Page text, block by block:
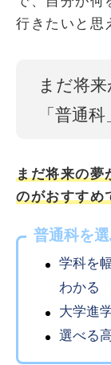
行きたいと思
まだ将
「普通科
まだ将来の夢
のがおすすめ
普通科を
学科を
わかる
大学進
選べる